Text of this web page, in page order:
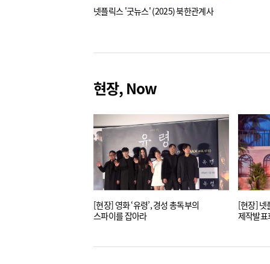
넷플릭스 '굿뉴스' (2025) 북한관계사
현장, Now
[현장] 영화 ‘유령’, 경성 총독부의
스파이를 잡아라
[현장] 넷
제작발표